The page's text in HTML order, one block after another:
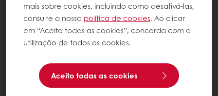
mais sobre cookies, incluindo como desativá-las,
consulte a nossa política de cookies. Ao clicar
em “Aceito todas as cookies”, concorda com a
utilização de todos os cookies.
Aceito todas as cookies